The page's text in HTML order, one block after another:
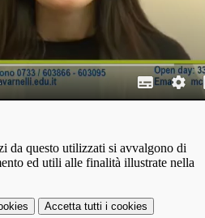
da questo utilizzati si avvalgono di
ed utili alle finalità illustrate nella
Accetta tutti i cookies